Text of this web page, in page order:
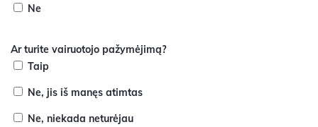
Ne
Ar turite vairuotojo pažymėjimą?
Taip
Ne, jis iš manęs atimtas
Ne, niekada neturėjau